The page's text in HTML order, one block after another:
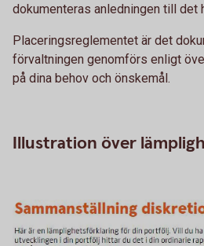
dokumenteras anledningen till det
Placeringsreglementet är det
förvaltningen genomförs enligt
på dina behov och önskemål.
Illustration över